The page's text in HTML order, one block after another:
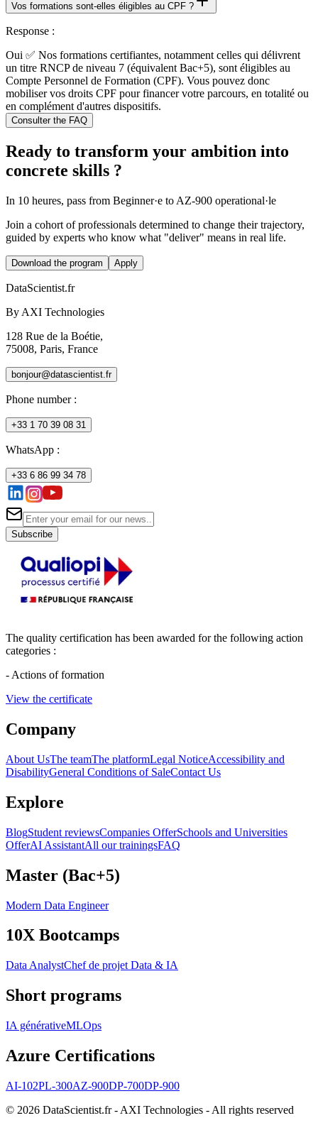
Vos formations sont-elles éligibles au CPF ?
Response :
Oui ✅ Nos formations certifiantes, notamment celles qui délivrent
un titre RNCP de niveau 7 (équivalent Bac+5), sont éligibles au
Compte Personnel de Formation (CPF). Vous pouvez donc
mobiliser vos droits CPF pour financer votre parcours, en totalité ou
en complément d'autres dispositifs.
Consulter the FAQ
Ready to transform your ambition into
concrete skills ?
In 10 heures, pass from Beginner·e to AZ-900 operational·le
Join a cohort of professionals determined to change their trajectory,
guided by experts who know what "deliver" means in real life.
Download the program Apply
DataScientist.fr
By AXI Technologies
128 Rue de la Boétie,
75008, Paris, France
bonjour@datascientist.fr
Phone number:
+33 1 70 39 08 31
WhatsApp :
+33 6 86 99 34 78
Subscribe
The quality certification has been awarded for the following action
categories :
- Actions of formation
View the certificate
Company
About UsThe teamThe platformLegal NoticeAccessibility and
DisabilityGeneral Conditions of SaleContact Us
Explore
BlogStudent reviewsCompanies OfferSchools and Universities
OfferAI AssistantAll our trainingsFAQ
Master (Bac+5)
Modern Data Engineer
10X Bootcamps
Data AnalystChef de projet Data & IA
Short programs
IA générativeMLOps
Azure Certifications
AI-102PL-300AZ-900DP-700DP-900
© 2026 DataScientist.fr - AXI Technologies - All rights reserved